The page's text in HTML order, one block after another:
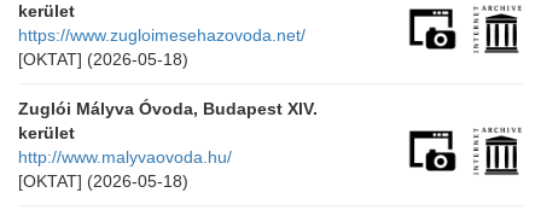
kerület
https://www.zugloimesehazovoda.net/
[OKTAT] (2026-05-18)
Zuglói Mályva Óvoda, Budapest XIV.
kerület
http://www.malyvaovoda.hu/
[OKTAT] (2026-05-18)